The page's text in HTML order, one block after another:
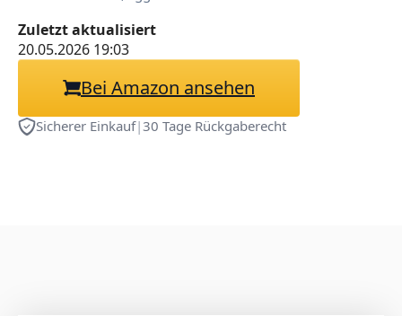
Kissenbezug Kissenbezug
Kissen-Kanna Kamui-
a,50x150cm-Peach Skin
Zuletzt aktualisiert
20.05.2026 19:03
Bei Amazon ansehen
Sicherer Einkauf|30 Tage Rückgaberecht